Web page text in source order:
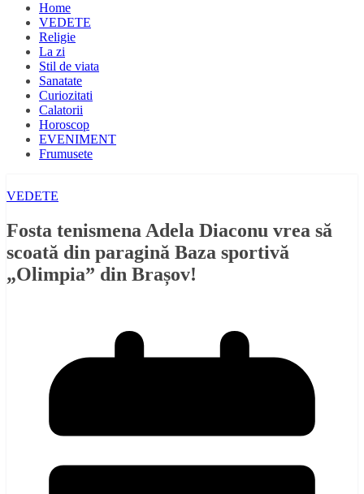
Home
VEDETE
Religie
La zi
Stil de viata
Sanatate
Curiozitati
Calatorii
Horoscop
EVENIMENT
Frumusete
VEDETE
Fosta tenismena Adela Diaconu vrea să
scoată din paragină Baza sportivă
„Olimpia” din Brașov!